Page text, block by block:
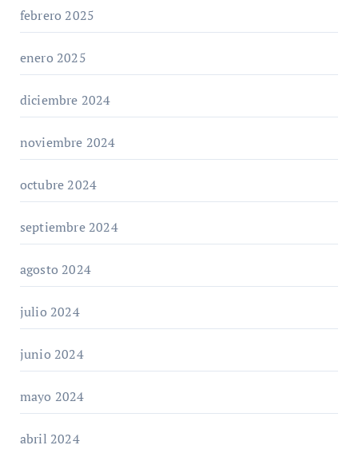
febrero 2025
enero 2025
diciembre 2024
noviembre 2024
octubre 2024
septiembre 2024
agosto 2024
julio 2024
junio 2024
mayo 2024
abril 2024